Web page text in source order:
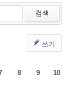
검색
쓰기
8 9 10